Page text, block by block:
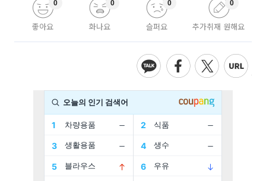
좋아요
0
화나요
0
슬퍼요
0
추가취재 원해요
0